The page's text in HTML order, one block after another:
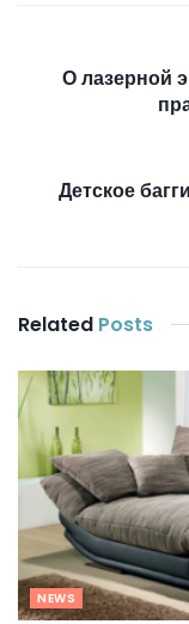
О лазерной
Детское
Related Posts
NEWS